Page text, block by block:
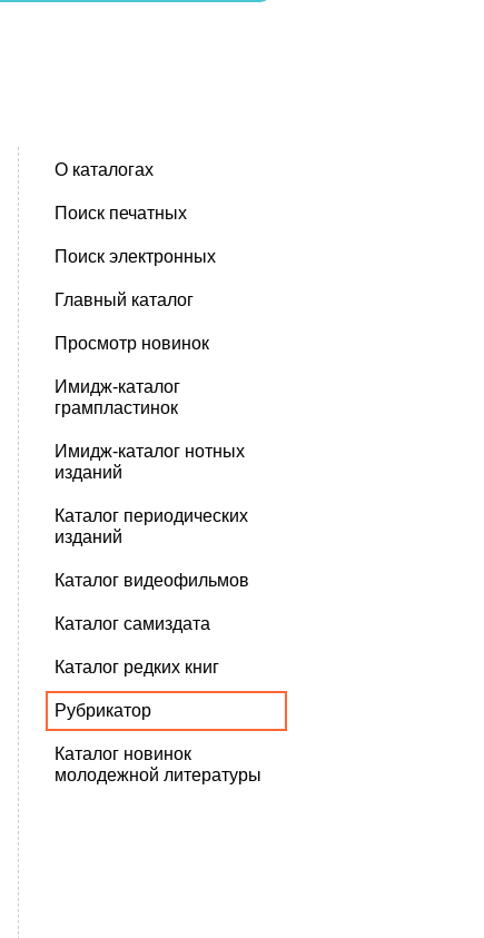
О каталогах
Поиск печатных
Поиск электронных
Главный каталог
Просмотр новинок
Имидж-каталог
грампластинок
Имидж-каталог нотных
изданий
Каталог периодических
изданий
Каталог видеофильмов
Каталог самиздата
Каталог редких книг
Рубрикатор
Каталог новинок
молодежной литературы